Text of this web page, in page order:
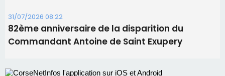
31/07/2026 08:22
82ème anniversaire de la disparition du
Commandant Antoine de Saint Exupery